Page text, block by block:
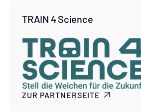
TRAIN 4 Science
ZUR PARTNERSEITE 